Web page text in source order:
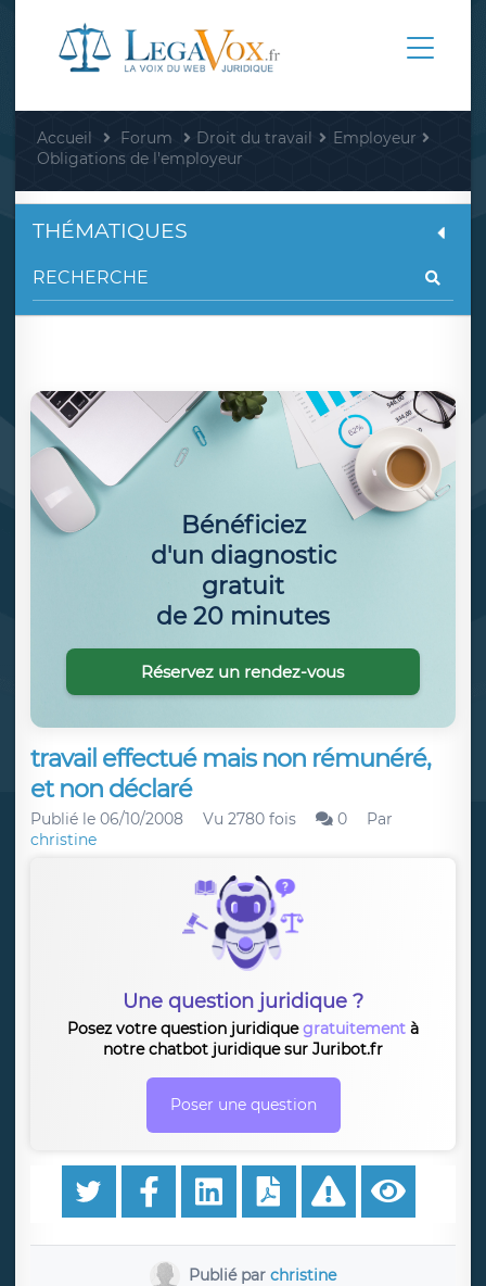
Accueil Forum Droit du travail
Employeur
Obligations de l'employeur
travail effectué mais non rémunéré,
et non déclaré
Publié le 06/10/2008 Vu 2780 fois 0
Par
christine
Une question juridique ?
Posez votre question juridiquegratuitement à
notre chatbot juridique sur Juribot.fr
Poser une question
Publié par christine
THÉMATIQUES
Bénéficiez
d'un diagnostic
gratuit
de 20 minutes
Réservez un rendez-vous